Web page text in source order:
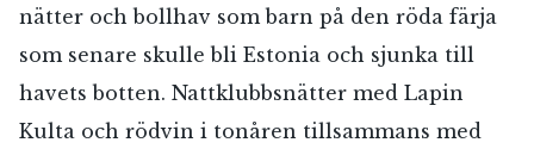
nätter och bollhav som barn på den röda färja
som senare skulle bli Estonia och sjunka till
havets botten. Nattklubbsnätter med Lapin
Kulta och rödvin i tonåren tillsammans med